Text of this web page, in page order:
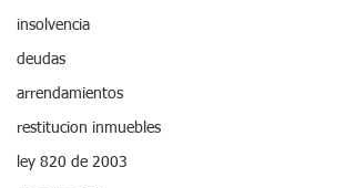
insolvencia
deudas
arrendamientos
restitucion inmuebles
ley 820 de 2003